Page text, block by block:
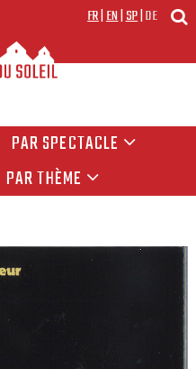
FR|EN|SP|DE
PAR SPECTACLE
PAR THÈME